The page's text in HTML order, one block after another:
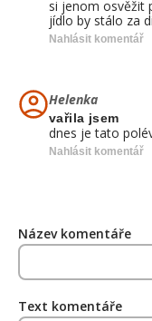
si jenom osvěžit
jídlo by stálo za
Nahlásit komentář
Helenka
vařila jsem
dnes je tato
Nahlásit komentář
Název komentáře
Text komentáře